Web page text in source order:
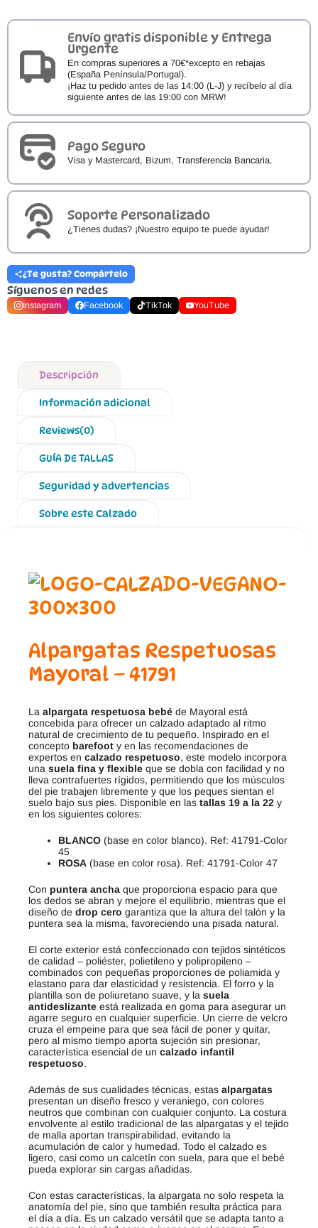
Envío gratis disponible y Entrega
Urgente
En compras superiores a 70€*excepto en rebajas
(España Península/Portugal).
¡Haz tu pedido antes de las 14:00 (L-J) y recíbelo al día
siguiente antes de las 19:00 con MRW!
Pago Seguro
Visa y Mastercard, Bizum, Transferencia Bancaria.
Soporte Personalizado
¿Tienes dudas? ¡Nuestro equipo te puede ayudar!
¿Te gusta? Compártelo
Síguenos en redes
Instagram Facebook TikTok YouTube
Descripción
Información adicional
Reviews(0)
GUÍA DE TALLAS
Seguridad y advertencias
Sobre este Calzado
Alpargatas Respetuosas
Mayoral – 41791
La alpargata respetuosa bebé de Mayoral está
concebida para ofrecer un calzado adaptado al ritmo
natural de crecimiento de tu pequeño. Inspirado en el
concepto barefoot y en las recomendaciones de
expertos en calzado respetuoso, este modelo incorpora
una suela fina y flexible que se dobla con facilidad y no
lleva contrafuertes rígidos, permitiendo que los músculos
del pie trabajen libremente y que los peques sientan el
suelo bajo sus pies. Disponible en las tallas 19 a la 22 y
en los siguientes colores:
BLANCO (base en color blanco). Ref: 41791-Color
45
ROSA (base en color rosa). Ref: 41791-Color 47
Con puntera ancha que proporciona espacio para que
los dedos se abran y mejore el equilibrio, mientras que el
diseño de drop cero garantiza que la altura del talón y la
puntera sea la misma, favoreciendo una pisada natural.
El corte exterior está confeccionado con tejidos sintéticos
de calidad – poliéster, polietileno y polipropileno –
combinados con pequeñas proporciones de poliamida y
elastano para dar elasticidad y resistencia. El forro y la
plantilla son de poliuretano suave, y la suela
antideslizante está realizada en goma para asegurar un
agarre seguro en cualquier superficie. Un cierre de velcro
cruza el empeine para que sea fácil de poner y quitar,
pero al mismo tiempo aporta sujeción sin presionar,
característica esencial de un calzado infantil
respetuoso.
Además de sus cualidades técnicas, estas alpargatas
presentan un diseño fresco y veraniego, con colores
neutros que combinan con cualquier conjunto. La costura
envolvente al estilo tradicional de las alpargatas y el tejido
de malla aportan transpirabilidad, evitando la
acumulación de calor y humedad. Todo el calzado es
ligero, casi como un calcetín con suela, para que el bebé
pueda explorar sin cargas añadidas.
Con estas características, la alpargata no solo respeta la
anatomía del pie, sino que también resulta práctica para
el día a día. Es un calzado versátil que se adapta tanto a